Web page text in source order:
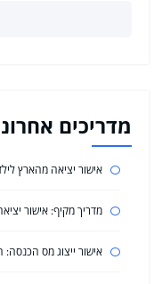
מדריכים
אישור יציאה מהארץ
מדריך מקיף: אישור
אישור ייצוג מס הכנסה: